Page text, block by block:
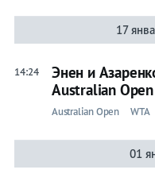
17
14:24
Энен и
Australian Open
Australian Open WTA
01